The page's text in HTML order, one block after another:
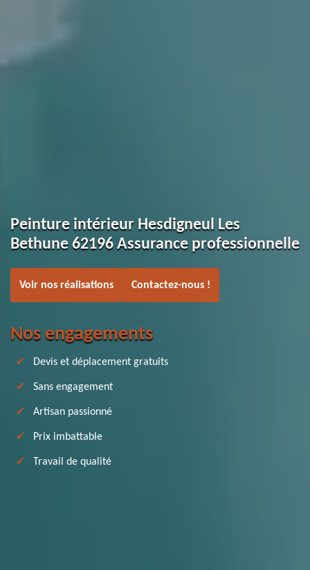
Peinture intérieur Hesdigneul Les
Bethune 62196 Assurance professionnelle
Voir nos réalisations Contactez-nous !
Nos engagements
Devis et déplacement gratuits
Sans engagement
Artisan passionné
Prix imbattable
Travail de qualité